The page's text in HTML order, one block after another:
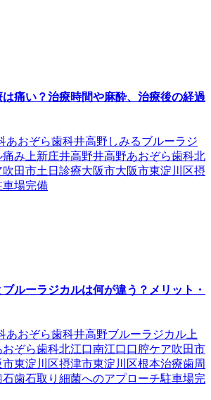
痛い？治療時間や麻酔、治療後の経過
あおぞら歯科井高野 しみるブルーラジ
痛み 上新庄井高野井高野あおぞら歯科北
吹田市土日診療大阪市大阪市東淀川区摂
車場完備
ルーラジカルは何が違う？メリット・
あおぞら歯科井高野ブルーラジカル 上
おぞら歯科北江口南江口口腔ケア吹田市
市東淀川区摂津市東淀川区根本治療歯周
石歯石取り 細菌へのアプローチ駐車場完